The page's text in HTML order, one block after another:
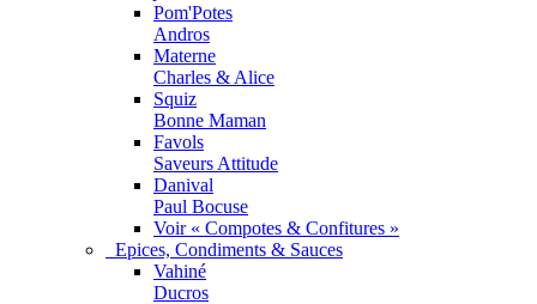
Pom'Potes
Andros
Materne
Charles & Alice
Squiz
Bonne Maman
Favols
Saveurs Attitude
Danival
Paul Bocuse
Voir « Compotes & Confitures »
Epices, Condiments & Sauces
Vahiné
Ducros